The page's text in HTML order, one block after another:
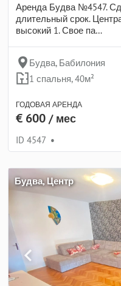
Аренда Будва №4547.
длительный срок.
высокий 1. Свое па…
Будва, Бабилония
1 спальня, 40м²
ГОДОВАЯ АРЕНДА
€ 600 / мес
ID 4547 •
Будва, Центр